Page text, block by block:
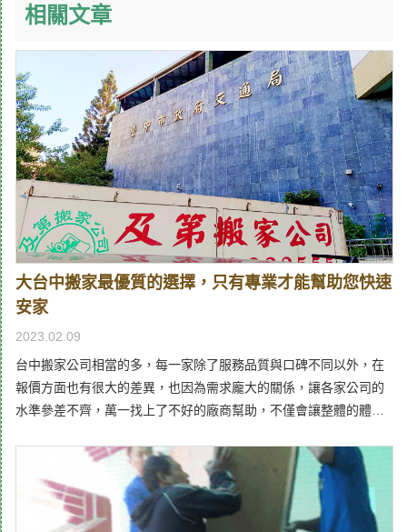
相關文章
大台中搬家最優質的選擇，只有專業才能幫助您快速
安家
2023.02.09
台中搬家公司相當的多，每一家除了服務品質與口碑不同以外，在
報價方面也有很大的差異，也因為需求龐大的關係，讓各家公司的
水準參差不齊，萬一找上了不好的廠商幫助，不僅會讓整體的體驗
失。如果您也有相關的需求，及第針對全台各區域，不管是大台
中、南投、台北、高雄等地，都有著專業且實在的服務，並且在價
格與服務上，都是眾多搬家公司推薦中的優質首選，不管是小型的
單人搬運，或者大型的單位轉移，除了針對性的專業服務之外，報